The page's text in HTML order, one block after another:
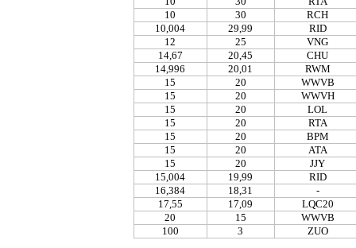
10
30
RCH
10,004
29,99
RID
12
25
VNG
14,67
20,45
CHU
14,996
20,01
RWM
15
20
WWVB
15
20
WWVH
15
20
LOL
15
20
RTA
15
20
BPM
15
20
ATA
15
20
JJY
15,004
19,99
RID
16,384
18,31
-
17,55
17,09
LQC20
20
15
WWVB
100
3 ZUO